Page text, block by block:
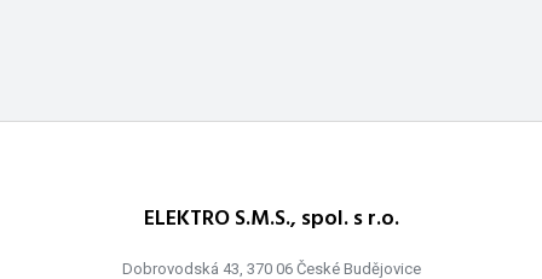
ELEKTRO S.M.S., spol. s r.o.
Dobrovodská 43, 370 06 České Budějovice